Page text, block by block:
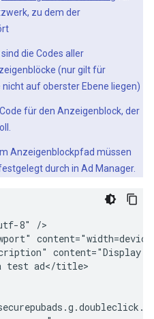
zu dem der
sind die Codes aller
(nur gilt für
auf oberster Ebene liegen)
für den Anzeigenblock, der
Anzeigenblockpfad müssen
durch in Ad Manager.
8" />
content="Display
test ad</title>